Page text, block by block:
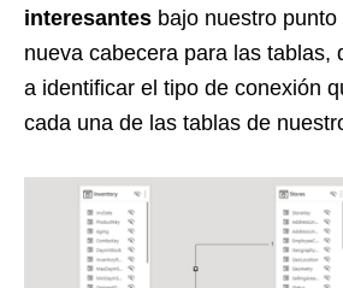
interesantes bajo nuestro
nueva cabecera para las tablas,
a identificar el tipo de conexión
cada una de las tablas de